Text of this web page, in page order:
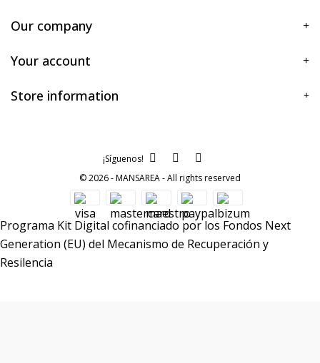
Our company
Your account
Store information
© 2026 - MANSAREA - All rights reserved
¡Síguenos!
Programa Kit Digital cofinanciado por los Fondos Next
Generation (EU) del Mecanismo de Recuperación y
Resilencia